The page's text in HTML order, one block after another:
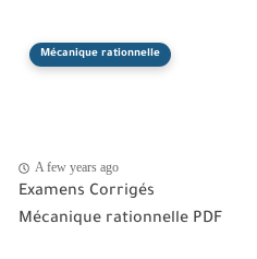
Mécanique rationnelle
A few years ago
Examens Corrigés
Mécanique rationnelle PDF